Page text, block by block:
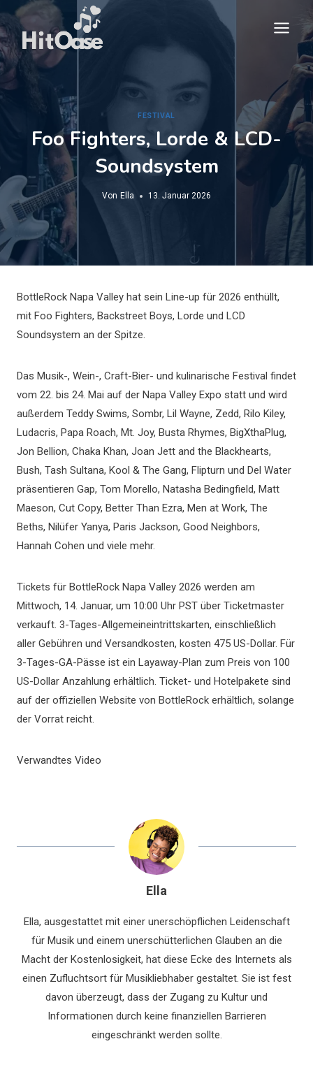
Zum
Inhalt
springen
FESTIVAL
Foo Fighters, Lorde & LCD-
Soundsystem
Von Ella 13. Januar 2026
BottleRock Napa Valley hat sein Line-up für 2026 enthüllt,
mit Foo Fighters, Backstreet Boys, Lorde und LCD
Soundsystem an der Spitze.
Das Musik-, Wein-, Craft-Bier- und kulinarische Festival findet
vom 22. bis 24. Mai auf der Napa Valley Expo statt und wird
außerdem Teddy Swims, Sombr, Lil Wayne, Zedd, Rilo Kiley,
Ludacris, Papa Roach, Mt. Joy, Busta Rhymes, BigXthaPlug,
Jon Bellion, Chaka Khan, Joan Jett and the Blackhearts,
Bush, Tash Sultana, Kool & The Gang, Flipturn und Del Water
präsentieren Gap, Tom Morello, Natasha Bedingfield, Matt
Maeson, Cut Copy, Better Than Ezra, Men at Work, The
Beths, Nilüfer Yanya, Paris Jackson, Good Neighbors,
Hannah Cohen und viele mehr.
Tickets für BottleRock Napa Valley 2026 werden am
Mittwoch, 14. Januar, um 10:00 Uhr PST über Ticketmaster
verkauft. 3-Tages-Allgemeineintrittskarten, einschließlich
aller Gebühren und Versandkosten, kosten 475 US-Dollar. Für
3-Tages-GA-Pässe ist ein Layaway-Plan zum Preis von 100
US-Dollar Anzahlung erhältlich. Ticket- und Hotelpakete sind
auf der offiziellen Website von BottleRock erhältlich, solange
der Vorrat reicht.
Verwandtes Video
Ella
Ella, ausgestattet mit einer unerschöpflichen Leidenschaft
für Musik und einem unerschütterlichen Glauben an die
Macht der Kostenlosigkeit, hat diese Ecke des Internets als
einen Zufluchtsort für Musikliebhaber gestaltet. Sie ist fest
davon überzeugt, dass der Zugang zu Kultur und
Informationen durch keine finanziellen Barrieren
eingeschränkt werden sollte.